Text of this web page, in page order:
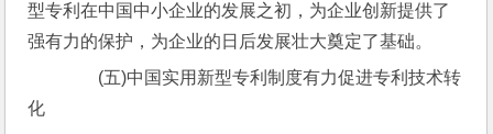
型专利在中国中小企业的发展之初，为企业创新提供了
强有力的保护，为企业的日后发展壮大奠定了基础。
(五)中国实用新型专利制度有力促进专利技术转
化